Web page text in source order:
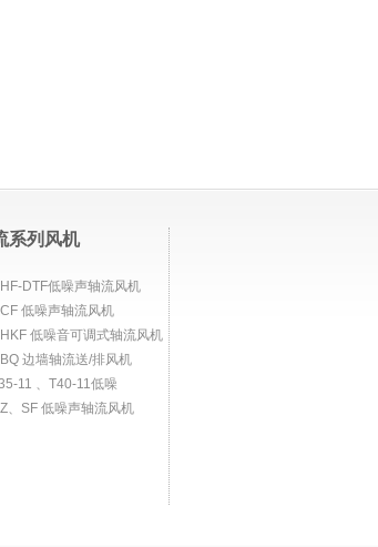
系列风机
DTF低噪声轴流风机
低噪声轴流风机
低噪音可调式轴流风机
边墙轴流送/排风机
11 、T40-11低噪
、SF 低噪声轴流风机